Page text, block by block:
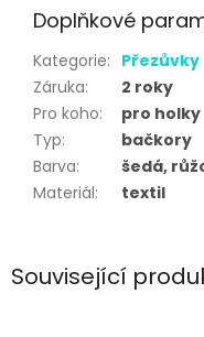
Související
Doplňkové
Kategorie: Přezůvky
Záruka:
2 roky
Pro koho:
pro holky
Typ:
bačkory
Barva:
šedá,
Materiál: textil